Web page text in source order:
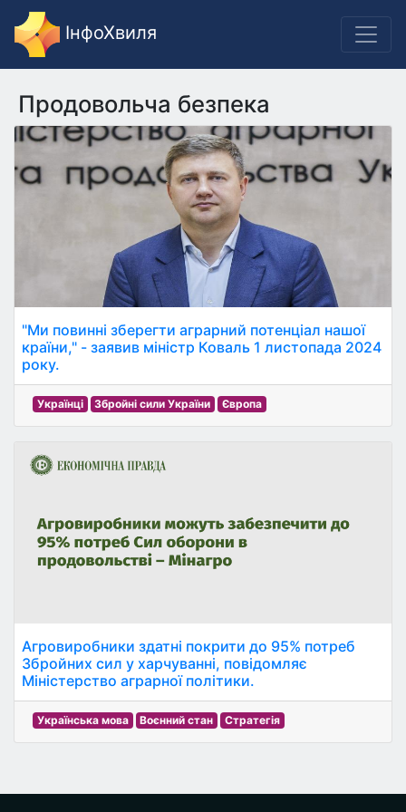
ІнфоХвиля
Продовольча безпека
"Ми повинні зберегти аграрний потенціал нашої
країни," - заявив міністр Коваль 1 листопада 2024
року.
Українці Збройні сили України Європа
Агровиробники здатні покрити до 95% потреб
Збройних сил у харчуванні, повідомляє
Міністерство аграрної політики.
Українська мова Воєнний стан Стратегія